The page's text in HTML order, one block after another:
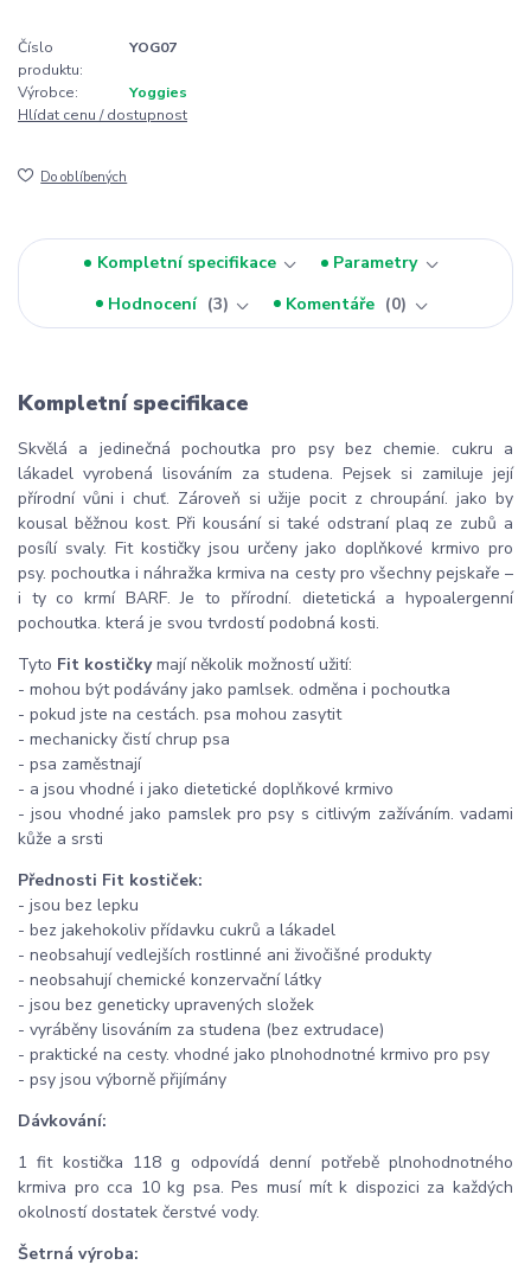
Číslo
produktu:
YOG07
Výrobce:
Yoggies
Hlídat cenu / dostupnost
Do oblíbených
Kompletní specifikace
Parametry
Hodnocení
3 Komentáře 0
Kompletní specifikace
Skvělá a jedinečná pochoutka pro psy bez chemie. cukru a
lákadel vyrobená lisováním za studena. Pejsek si zamiluje její
přírodní vůni i chuť. Zároveň si užije pocit z chroupání. jako by
kousal běžnou kost. Při kousání si také odstraní plaq ze zubů a
posílí svaly. Fit kostičky jsou určeny jako doplňkové krmivo pro
psy. pochoutka i náhražka krmiva na cesty pro všechny pejskaře –
i ty co krmí BARF. Je to přírodní. dietetická a hypoalergenní
pochoutka. která je svou tvrdostí podobná kosti.
Tyto Fit kostičkymají několik možností užití:
- mohou být podávány jako pamlsek. odměna i pochoutka
- pokud jste na cestách. psa mohou zasytit
- mechanicky čistí chrup psa
- psa zaměstnají
- a jsou vhodné i jako dietetické doplňkové krmivo
- jsou vhodné jako pamslek pro psy s citlivým zažíváním. vadami
kůže a srsti
Přednosti Fit kostiček:
- jsou bez lepku
- bez jakehokoliv přídavku cukrů a lákadel
- neobsahují vedlejších rostlinné ani živočišné produkty
- neobsahují chemické konzervační látky
- jsou bez geneticky upravených složek
- vyráběny lisováním za studena (bez extrudace)
- praktické na cesty. vhodné jako plnohodnotné krmivo pro psy
- psy jsou výborně přijímány
Dávkování:
1 fit kostička 118 g odpovídá denní potřebě plnohodnotného
krmiva pro cca 10 kg psa. Pes musí mít k dispozici za každých
okolností dostatek čerstvé vody.
Šetrná výroba: